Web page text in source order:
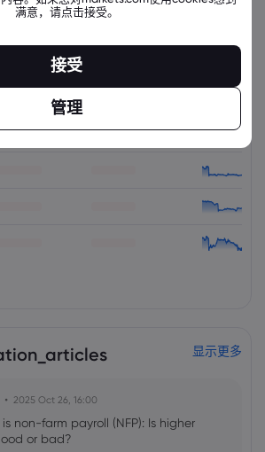
显示更多
2025 Oct 26, 16:00
non-farm payroll (NFP): Is higher
or bad?
满意，请点击接受。
接受
管理